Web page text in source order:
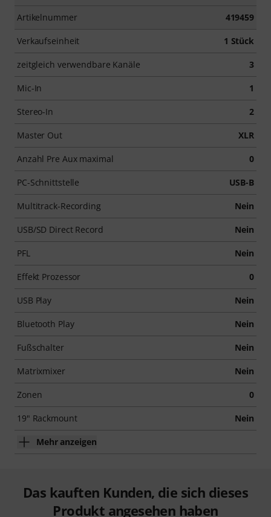
Artikelnummer 419459
Verkaufseinheit 1 Stück
zeitgleich verwendbare Kanäle 3
Mic-In 1
Stereo-In 2
Master Out XLR
Anzahl Pre Aux maximal 0
PC-Schnittstelle USB-B
Multitrack-Recording Nein
USB/SD Direct Record Nein
PFL Nein
Effekt Prozessor 0
USB Play Nein
Bluetooth Play Nein
Fußschalter Nein
Matrixmixer Nein
Zonen 0
19" Rackmount Nein
Mehr anzeigen
Das kauften Kunden, die sich dieses
Produkt angesehen haben